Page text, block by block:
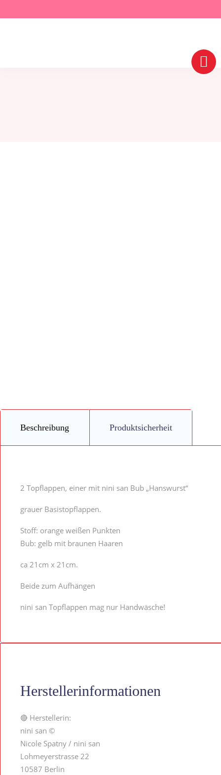
Beschreibung Produktsicherheit
2 Topflappen, einer mit nini san Bub „Hanswurst“
grauer Basistopflappen.
Stoff: orange weißen Punkten
Bub: gelb mit braunen Haaren
ca 21cm x 21cm.
Beide zum Aufhängen
nini san Topflappen mag nur Handwäsche!
Herstellerinformationen
🔴 Herstellerin:
nini san ©
Nicole Spatny / nini san
Lohmeyerstrasse 22
10587 Berlin